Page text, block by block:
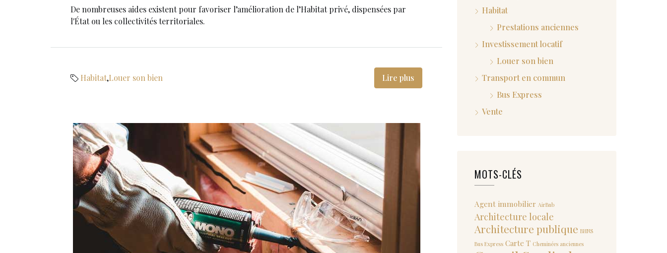
De nombreuses aides existent pour favoriser l’amélioration de l’Habitat privé, dispensées par
l'État ou les collectivités territoriales.
Habitat,Louer son bien Lire plus
Habitat
Prestations anciennes
Investissement locatif
Louer son bien
Transport en commun
Bus Express
Vente
MOTS-CLÉS
Agent immobilier AirBnb
Architecture locale
Architecture publique BHNS
Bus Express Carte T Cheminées anciennes